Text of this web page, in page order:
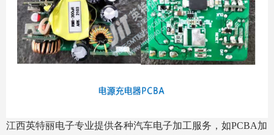
江西英特丽电子专业提供各种汽车电子加工服务，如PCBA加